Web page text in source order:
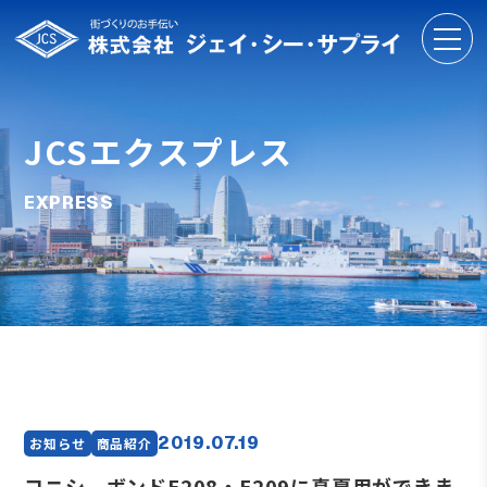
JCSエクスプレス
EXPRESS
お知らせ 商品紹介 2019.07.19